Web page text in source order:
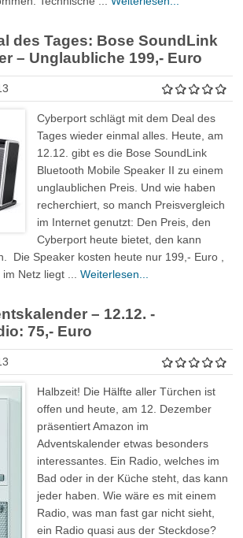
des Tages: Bose SoundLink
– Unglaubliche 199,- Euro
Cyberport schlägt mit dem Deal des
Tages wieder einmal alles. Heute, am
12.12. gibt es die Bose SoundLink
Bluetooth Mobile Speaker II zu einem
unglaublichen Preis. Und wie haben
recherchiert, so manch Preisvergleich
im Internet genutzt: Den Preis, den
Cyberport heute bietet, den kann
Die Speaker kosten heute nur 199,- Euro ,
im Netz liegt ...Weiterlesen...
– 12.12. -
75,- Euro
Halbzeit! Die Hälfte aller Türchen ist
offen und heute, am 12. Dezember
präsentiert Amazon im
Adventskalender etwas besonders
interessantes. Ein Radio, welches im
Bad oder in der Küche steht, das kann
jeder haben. Wie wäre es mit einem
Radio, was man fast gar nicht sieht,
ein Radio quasi aus der Steckdose?